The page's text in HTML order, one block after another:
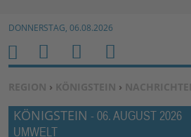
Zum Inhalt
DONNERSTAG, 06.08.2026
SIE BEFINDEN SICH HIER:
REGION › KÖNIGSTEIN ›
KÖNIGSTEIN - 06. AUGUST 2026
UMWELT
H
O
M
E
M
E
N
U
S
U
C
H
B
E
N
U